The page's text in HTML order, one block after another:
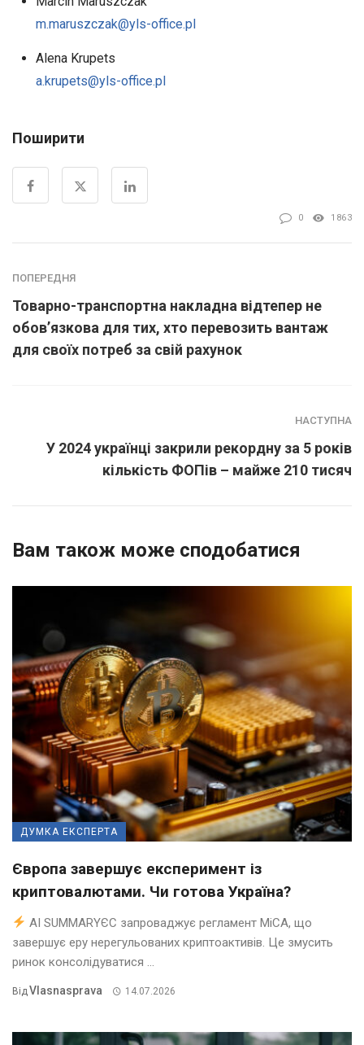
m.maruszczak@yls-office.pl
Alena Krupets
a.krupets@yls-office.pl
Поширити
0 1863
ПОПЕРЕДНЯ
Товарно-транспортна накладна відтепер не
обов’язкова для тих, хто перевозить вантаж
для своїх потреб за свій рахунок
НАСТУПНА
У 2024 українці закрили рекордну за 5 років
кількість ФОПів – майже 210 тисяч
Вам також може сподобатися
ДУМКА ЕКСПЕРТА
Європа завершує експеримент із
криптовалютами. Чи готова Україна?
AI SUMMARYЄС запроваджує регламент MiCA, що
завершує еру нерегульованих криптоактивів. Це змусить
ринок консолідуватися ...
ВідVlasnasprava 14.07.2026